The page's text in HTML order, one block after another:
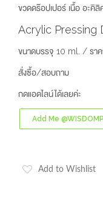
ขวดดร๊อปเปอร์ เนื้อ อะคิลิ
Acrylic Pressing
ขนาดบรรจุ 10 ml. / รา
สั่งซื้อ/สอบถาม
กดแอดไลน์ได้เลยค่ะ
Add Me
Add to Wishlist